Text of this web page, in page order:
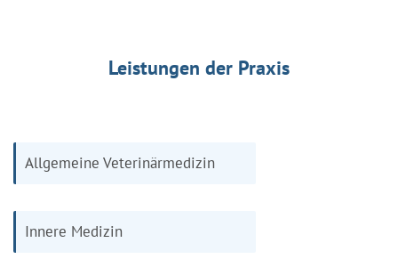
Leistungen der Praxis
Allgemeine Veterinärmedizin
Innere Medizin